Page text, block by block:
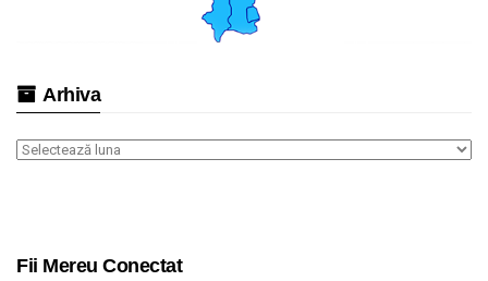
Arhiva
Arhiva
Fii Mereu Conectat